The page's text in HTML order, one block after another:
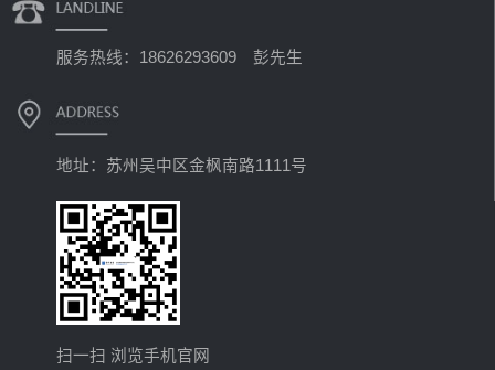
服务热线：18626293609 彭先生
地址：苏州吴中区金枫南路1111号
扫一扫 浏览手机官网